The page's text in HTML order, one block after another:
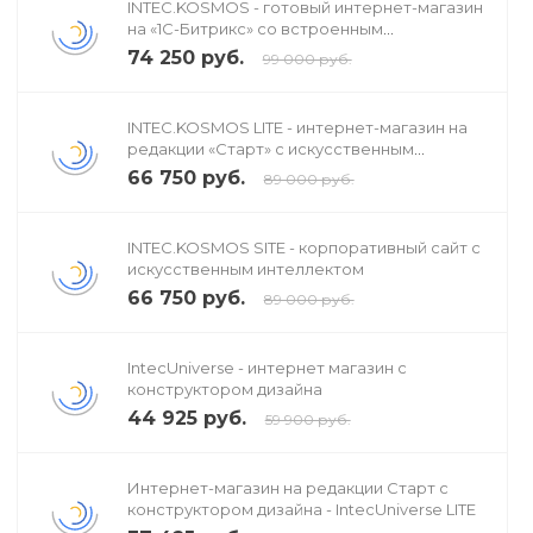
INTEC.KOSMOS - готовый интернет-магазин
на «1С-Битрикс» со встроенным
искусственным интеллектом
74 250 руб. 99 000 руб.
INTEC.KOSMOS LITE - интернет-магазин на
редакции «Старт» с искусственным
интеллектом
66 750 руб. 89 000 руб.
INTEC.KOSMOS SITE - корпоративный сайт с
искусственным интеллектом
66 750 руб. 89 000 руб.
IntecUniverse - интернет магазин с
конструктором дизайна
44 925 руб. 59 900 руб.
Интернет-магазин на редакции Старт с
конструктором дизайна - IntecUniverse LITE